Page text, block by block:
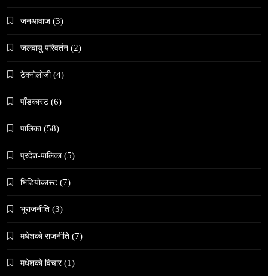
March 23, 2026
जनआवाज (3)
जलवायु परिवर्तन (2)
टेक्नोलोजी (4)
पाँडकास्ट (6)
पालिका (58)
प्रदेश-पालिका (5)
भिडियाेकास्ट (7)
भूराजनीति (3)
मधेशकाे राजनीति (7)
मधेशकाे विचार (1)